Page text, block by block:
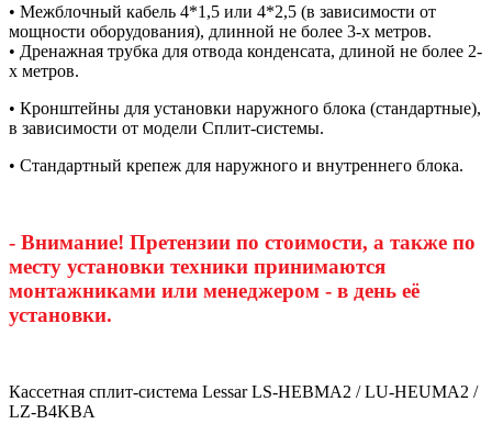
• Межблочный кабель 4*1,5 или 4*2,5 (в зависимости от
мощности оборудования), длинной не более 3-х метров.
• Дренажная трубка для отвода конденсата, длиной не более 2-
х метров.
• Кронштейны для установки наружного блока (стандартные),
в зависимости от модели Сплит-системы.
• Стандартный крепеж для наружного и внутреннего блока.
- Внимание! Претензии по стоимости, а также по
месту установки техники принимаются
монтажниками или менеджером - в день её
установки.
Кассетная сплит-система Lessar LS-HEBMA2 / LU-HEUMA2 /
LZ-B4KBA